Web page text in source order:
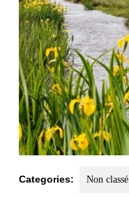
Categories: Non classé